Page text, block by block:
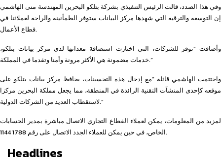
وفي هذا الصدد، قالت الرئيس التنفيذي بشركة بتلكو البحرين المهندسة منى الهاشمي
إن التوسعة والترقية التي شهدها مركز البيانات ستوفر الطمأنينة والراحة لعملائنا في
قطاع الأعمال.
وأضافت “نوفر للشركات، التي اختارت استضافة معداتها لدى مركز بيانات بتلكو،
خدمات مضمونة هي الأكثر مرونة وأمنا وتقدما في المملكة.”
واختتمت الهاشمي قائلة “مع إدخال هذه التحسينات، يحافظ مركز بيانات بتلكو على
موقعه كإحدى المنشآت التقنية الرائدة في المنطقة، مما يجعل مملكة البحرين مركزا
لاستقطاب العديد من الشركات الدولية.”
لمزيد من المعلومات، يمكن لعملاء القطاع التجاري الاتصال مباشرة بمدير الحسابات
الخاص، في حين يمكن للعملاء الجدد الاتصال على رقم 1788 1144.
Headlines